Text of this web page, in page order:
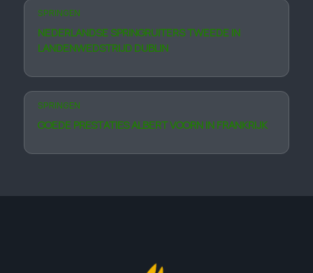
SPRINGEN
NEDERLANDSE SPRINGRUITERS TWEEDE IN
LANDENWEDSTRIJD DUBLIN
SPRINGEN
GOEDE PRESTATIES ALBERT VOORN IN FRANKRIJK